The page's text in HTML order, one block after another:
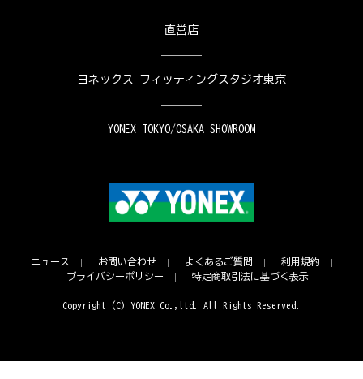
直営店
ヨネックス フィッティングスタジオ東京
YONEX TOKYO/OSAKA SHOWROOM
ニュース お問い合わせ よくあるご質問
利用規約
プライバシーポリシー
特定商取引法に基づく表示
Copyright (C) YONEX Co.,ltd. All Rights Reserved.